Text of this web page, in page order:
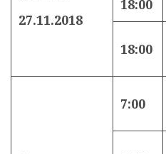
27.11.2018
18:00
18:00
7:00